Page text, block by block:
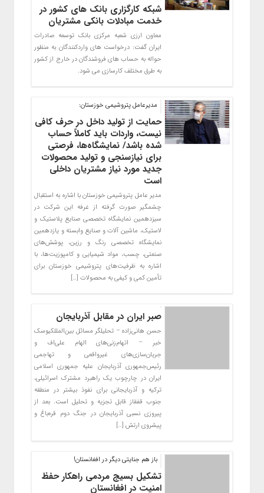
شبکه کارگزاری بانک های کشور در
خدمت مبادلات بانکی مشتریان
معاون ارزی شعبه مرکزی بانک توسعه صادرات
ایران گفت: درخواست های واردکنندگان به منظور
حواله به حساب های فروشندگان در خارج از کشور
به طرق مختلف کارسازی می شود.
مدیرعامل پتروشیمی خوزستان:‏
حمایت از تولید داخل در حرف کافی
نیست، واردات باید کاملاً حساب
شده باشد/ نمایشگاه‌ها، فرصتی
برای ‏نیازسنجی و تولید محصولات
جدید مورد نیاز مشتریان داخلی
است
مدیر عامل پتروشیمی خوزستان با اشاره به استقبال
چشمگیر صورت گرفته از غرفه این شرکت در
‏سیزدهمین نمایشگاه تخصصی صنایع پلاستیک و
لاستیک، ماشین آلات و صنایع وابسته و یازدهمین
‏نمایشگاه تخصصی رنگ و رزین، پوشش‌های
صنعتی، چسب، مواد شیمیایی و کامپوزیت‌ها، با
اشاره به ‏ظرفیت‌های پتروشیمی خوزستان برای
تأمین کمی و کیفی به محصولات […]
صبر ایران در مقابل آذربایجان
حسن هانی‌زاده – تحلیلگر مسائل بین‌المللکیوسک
خبر – اتهام‌زنی‌های الهام علی‌اف و
جریان‌سازی‌های غیرواقعی و تهاجمی
رئیس‌جمهوری آذربایجان علیه جمهوری اسلامی
ایران در چارچوب یک راهبرد مشترک اسرائیلی،
ترکیه و آذربایجانی برای نفوذ بیشتر در منطقه
جنوب قفقاز قابل تجزیه و تحلیل است. بعد از
پیروزی نسبی آذربایجان در جنگ دوم قره‌باغ و
پیشروی ارتش […]
باز هم جنایتی دیگر در افغانستان!
تشکیل بسیج مردمی راهکار حفظ
امنیت در افغانستان